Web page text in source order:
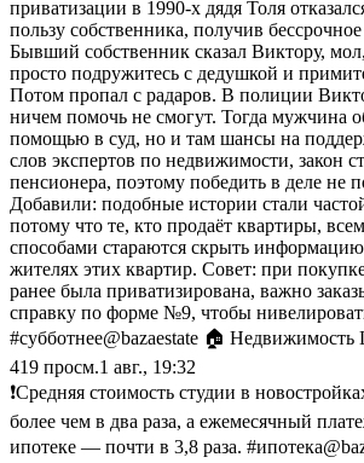
приватизации в 1990-х дядя Толя
пользу собственника, получив
Бывший собственник сказал Виктору, мол,
просто подружитесь с дедушкой и
Потом пропал с радаров. В полиции
ничем помочь не смогут. Тогда мужчина
помощью в суд, но и там шансы на
слов экспертов по недвижимости, закон
пенсионера, поэтому победить в деле не
Добавили: подобные истории стали
потому что те, кто продаёт квартиры,
способами стараются скрыть
жителях этих квартир. Совет: при
ранее была приватизирована, важно
справку по форме №9, чтобы
#субботнее@bazaestate 🏠
419 просм.1 авг., 19:32
❗️Средняя стоимость студии в
более чем в два раза, а ежемесячный
ипотеке — почти в 3,8 раза.